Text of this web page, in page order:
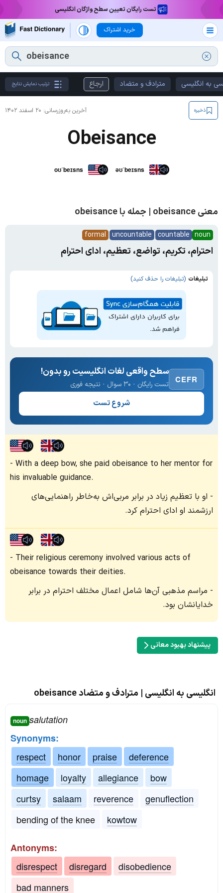
تست رایگان تعیین سطح واژگان انگلیسی
خرید اشتراک
به انگلیسی مترادف و متضاد ارجاع ترتیب نمایش نتایج
آخرین به‌روزرسانی: ۲۰ اسفند ۱۴۰۲ ذخیره
Obeisance
oʊˈbeɪsns əʊˈbeɪsns
معنی obeisance | جمله با obeisance
noun
countable
uncountable
formal
احترام، تکریم، تواضع، تعظیم، ادای احترام
تبلیغات (تبلیغات را حذف کنید)
CEFR
سطح واقعی لغات انگلیسیت رو بدون!
تست رایگان · ۳۰ سوال · نتیجه فوری
شروع تست
With a deep bow, she paid obeisance to her mentor for
his invaluable guidance.
او با تعظیم زیاد در برابر مربی‌اش به‌خاطر راهنمایی‌های
ارزشمند او ادای احترام کرد.
Their religious ceremony involved various acts of
obeisance towards their deities.
مراسم مذهبی آن‌ها شامل اعمال مختلف احترام در برابر
خدایانشان بود.
پیشنهاد بهبود معانی
انگلیسی به انگلیسی | مترادف و متضاد obeisance
noun salutation
Synonyms:
respect
honor praise
deference
homage
loyalty allegiance
bow
curtsy
salaam reverence
genuflection
bending of the knee
kowtow
Antonyms:
disrespect
disregard
disobedience
bad manners